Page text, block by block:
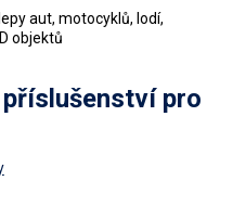
aut, motocyklů, lodí,
objektů
pro